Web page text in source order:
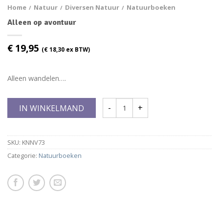
Home / Natuur / Diversen Natuur / Natuurboeken
Alleen op avontuur
€ 19,95 (€ 18,30 ex BTW)
Alleen wandelen….
IN WINKELMAND
SKU: KNNV73
Categorie: Natuurboeken